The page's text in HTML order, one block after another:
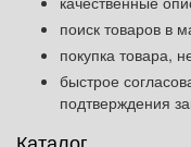
поиск товаров в
покупка товара,
быстрое
подтверждения
Каталог